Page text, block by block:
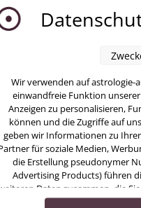
aufgeschobene
Vielleicht
auf. Eine
hätte laufen
Beziehungen
Zeit, um sich
zu erinnern,
Wir verwenden auf astrologie-
einwandfreie Funktion
Anzeigen zu personalisieren,
können und die Zugriffe auf
geben wir Informationen zu
für soziale Medien,
die Erstellung pseudonymer
Advertising Products) führen
Daten zusammen, die
eines persönlichen Accounts)